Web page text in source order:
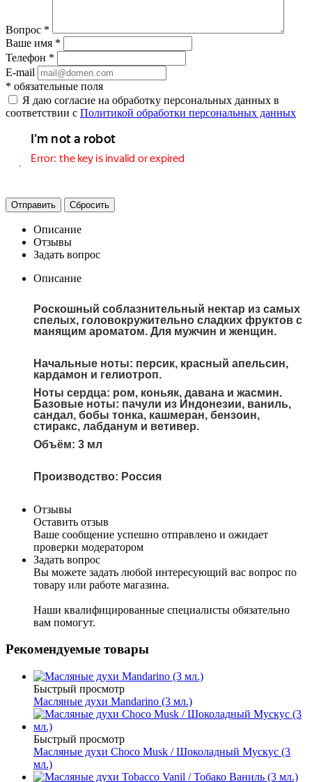
Вопрос *
Ваше имя *
Телефон *
E-mail
* обязательные поля
Я даю согласие на обработку персональных данных в
соответствии с Политикой обработки персональных данных
Отправить Сбросить
Описание
Отзывы
Задать вопрос
Описание
Роскошный соблазнительный нектар из самых
спелых, головокружительно сладких фруктов с
манящим ароматом. Для мужчин и женщин.
Начальные ноты: персик, красный апельсин,
кардамон и гелиотроп.
Ноты сердца: ром, коньяк, давана и жасмин.
Базовые ноты: пачули из Индонезии, ваниль,
сандал, бобы тонка, кашмеран, бензоин,
стиракс, лабданум и ветивер.
Объём: 3 мл
Производство: Россия
Отзывы
Оставить отзыв
Ваше сообщение успешно отправлено и ожидает
проверки модератором
Задать вопрос
Вы можете задать любой интересующий вас вопрос по
товару или работе магазина.
Наши квалифицированные специалисты обязательно
вам помогут.
Рекомендуемые товары
Быстрый просмотр
Масляные духи Mandarino (3 мл.)
Быстрый просмотр
Масляные духи Choco Musk / Шоколадный Мускус (3
мл.)